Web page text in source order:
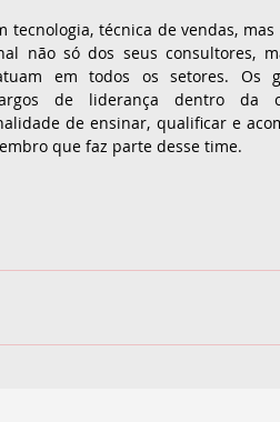
tecnologia, técnica de vendas,
não só dos seus consultores,
em todos os setores. Os
de liderança dentro da
de ensinar, qualificar e
que faz parte desse time.